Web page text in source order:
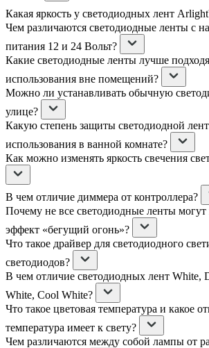
Какая яркость у светодиодных лент
Чем различаются светодиодные ленты с
питания 12 и 24 Вольт?
Какие светодиодные ленты лучше
использования вне помещений?
Можно ли устанавливать обычную
улице?
Какую степень защиты светодиодной
использования в ванной комнате?
Как можно изменять яркость свечения
В чем отличие диммера от контроллера?
Почему не все светодиодные ленты могут
эффект «бегущий огонь»?
Что такое драйвер для светодиодного
светодиодов?
В чем отличие светодиодных лент White,
White, Cool White?
Что такое цветовая температура и какое
температура имеет к свету?
Чем различаются между собой лампы от